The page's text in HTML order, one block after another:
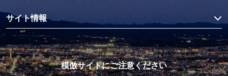
サイト情報
模倣サイトにご注意ください